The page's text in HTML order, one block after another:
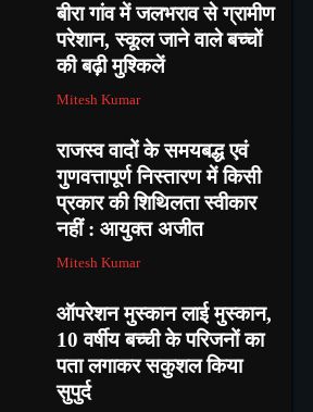
बीरा गांव में जलभराव से ग्रामीण
परेशान, स्कूल जाने वाले बच्चों
की बढ़ी मुश्किलें
Mitesh Kumar
राजस्व वादों के समयबद्ध एवं
गुणवत्तापूर्ण निस्तारण में किसी
प्रकार की शिथिलता स्वीकार
नहीं : आयुक्त अजीत
Mitesh Kumar
ऑपरेशन मुस्कान लाई मुस्कान,
10 वर्षीय बच्ची के परिजनों का
पता लगाकर सकुशल किया
सुपुर्द